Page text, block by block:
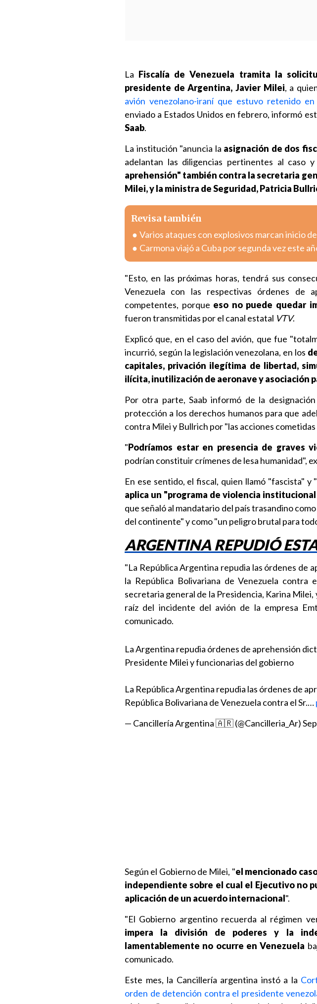
La Fiscalía de Venezuela tramita la
presidente de Argentina, Javier Milei, a
avión venezolano-iraní que estuvo retenido
enviado a Estados Unidos en febrero, informó
Saab.
La institución "anuncia la asignación de dos
adelantan las diligencias pertinentes al caso
aprehensión" también contra la secretaria
Milei, y la ministra de Seguridad, Patricia
Revisa también
Varios ataques con explosivos marcan inicio
Carmona viajó a Cuba por segunda vez este
"Esto, en las próximas horas, tendrá sus
Venezuela con las respectivas órdenes de
competentes, porque eso no puede quedar
fueron transmitidas por el canal estatal VTV.
Explicó que, en el caso del avión, que fue
incurrió, según la legislación venezolana, en los
capitales, privación ilegítima de libertad,
ilícita, inutilización de aeronave y asociación
Por otra parte, Saab informó de la
protección a los derechos humanos para que
contra Milei y Bullrich por "las acciones
"Podríamos estar en presencia de graves
podrían constituir crímenes de lesa humanidad",
En ese sentido, el fiscal, quien llamó "fascista" y
aplica un "programa de violencia
que señaló al mandatario del país trasandino
del continente" y como "un peligro brutal para
ARGENTINA REPUDIÓ
"La República Argentina repudia las órdenes de
la República Bolivariana de Venezuela
secretaria general de la Presidencia, Karina
raíz del incidente del avión de la empresa
comunicado.
La Argentina repudia órdenes de aprehensión
Presidente Milei y funcionarias del gobierno
La República Argentina repudia las órdenes de
República Bolivariana de Venezuela contra el Sr.…
— Cancillería Argentina 🇦🇷 (@Cancilleria_Ar)
Según el Gobierno de Milei, "el mencionado
independiente sobre el cual el Ejecutivo no
aplicación de un acuerdo internacional".
"El Gobierno argentino recuerda al régimen
impera la división de poderes y la
lamentablemente no ocurre en Venezuela
comunicado.
Este mes, la Cancillería argentina instó a la
orden de detención contra el presidente